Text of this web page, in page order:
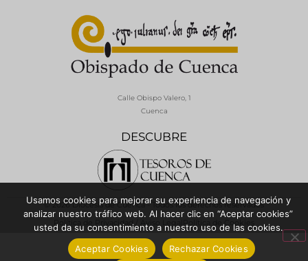
DESCUBRE
Calle Obispo Valero, 1
Cuenca
© 2026 Diócesis de Cuenca - Todos los derechos reservados
Política de Privacidad / Aviso Legal
Política de Cookies
Usamos cookies para mejorar su experiencia de navegación y
analizar nuestro tráfico web. Al hacer clic en “Aceptar cookies”
usted da su consentimiento a nuestro uso de las cookies.
Aceptar Cookies
Rechazar Cookies